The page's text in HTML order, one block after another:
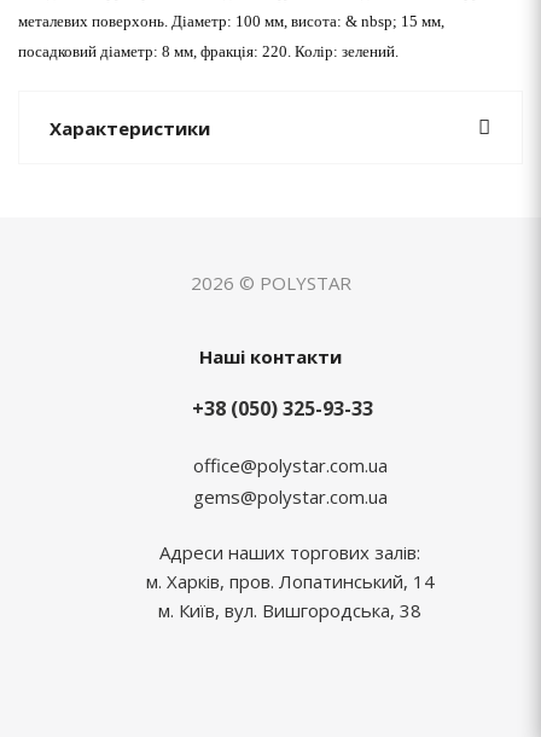
металевих поверхонь. Діаметр: 100 мм, висота: & nbsp; 15 мм,
посадковий діаметр: 8 мм, фракція: 220. Колір: зелений.
Характеристики
2026 © POLYSTAR
Наші контакти
+38 (050) 325-93-33
office@polystar.com.ua
gems@polystar.com.ua
Адреси наших торгових залів:
м. Харків, пров. Лопатинський, 14
м. Київ, вул. Вишгородська, 38